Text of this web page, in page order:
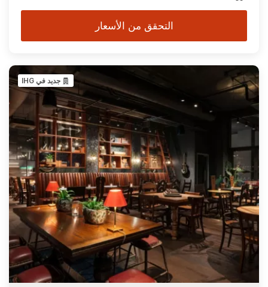
التحقق من الأسعار
جديد في IHG